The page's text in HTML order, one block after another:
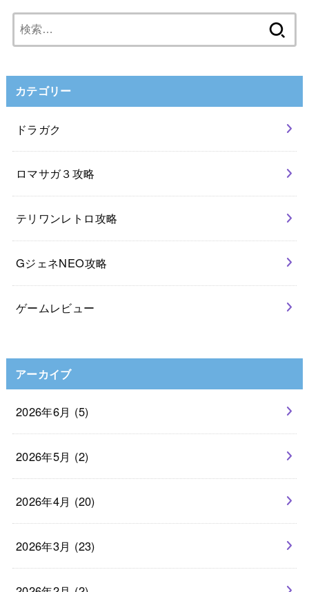
索:
カテゴリー
ドラガク
ロマサガ３攻略
テリワンレトロ攻略
GジェネNEO攻略
ゲームレビュー
アーカイブ
2026年6月 (5)
2026年5月 (2)
2026年4月 (20)
2026年3月 (23)